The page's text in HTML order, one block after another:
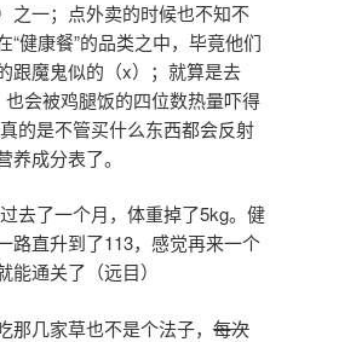
之一；点外卖的时候也不知不
“健康餐”的品类之中，毕竟他们
跟魔鬼似的（x）；就算是去
也会被鸡腿饭的四位数热量吓得
的是不管买什么东西都会反射
养成分表了。
去了一个月，体重掉了5kg。健
路直升到了113，感觉再来一个
能通关了（远目）
那几家草也不是个法子，每次